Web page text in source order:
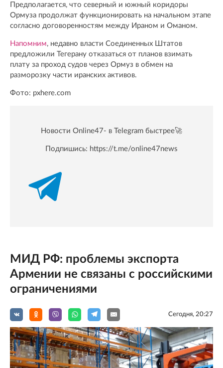
Предполагается, что северный и южный коридоры
Ормуза продолжат функционировать на начальном этапе
согласно договоренностям между Ираном и Оманом.
Напомним, недавно власти Соединенных Штатов
предложили Тегерану отказаться от планов взимать
плату за проход судов через Ормуз в обмен на
разморозку части иранских активов.
Фото: pxhere.com
Новости Online47- в Telegram быстрее🚀
Подпишись: https://t.me/online47news
МИД РФ: проблемы экспорта
Армении не связаны с российскими
ограничениями
Сегодня, 20:27